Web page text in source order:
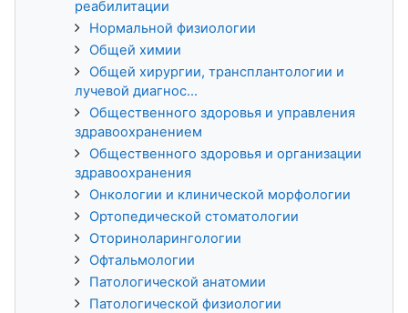
реабилитации
Нормальной физиологии
Общей химии
Общей хирургии, трансплантологии и
лучевой диагнос...
Общественного здоровья и управления
здравоохранением
Общественного здоровья и организации
здравоохранения
Онкологии и клинической морфологии
Ортопедической стоматологии
Оториноларингологии
Офтальмологии
Патологической анатомии
Патологической физиологии